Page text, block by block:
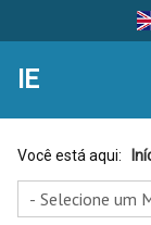
IE
Você está aqui: